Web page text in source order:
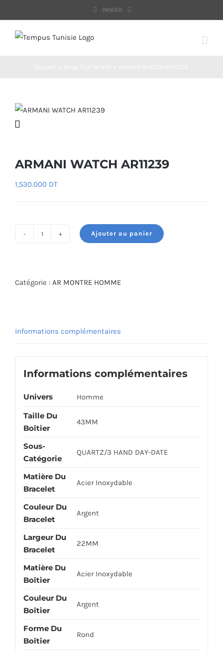
au
contenu
PANIER
ARMANI WATCH AR11239
1,530.000 DT
WATCH
Ajouter au panier
Catégorie : AR MONTRE HOMME
Informations complémentaires
Informations complémentaires
Univers Homme
Taille Du
Boîtier
43MM
Sous-
Catégorie
QUARTZ/3 HAND DAY-DATE
Matière Du
Bracelet
Acier Inoxydable
Couleur Du
Bracelet
Argent
Largeur Du
Bracelet
22MM
Matière Du
Boîtier
Acier Inoxydable
Couleur Du
Boîtier
Argent
Forme Du
Boîtier
Rond